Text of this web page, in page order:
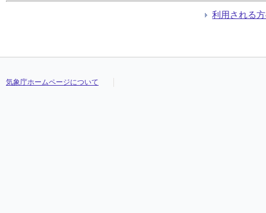
利用される
気象庁ホームページについて